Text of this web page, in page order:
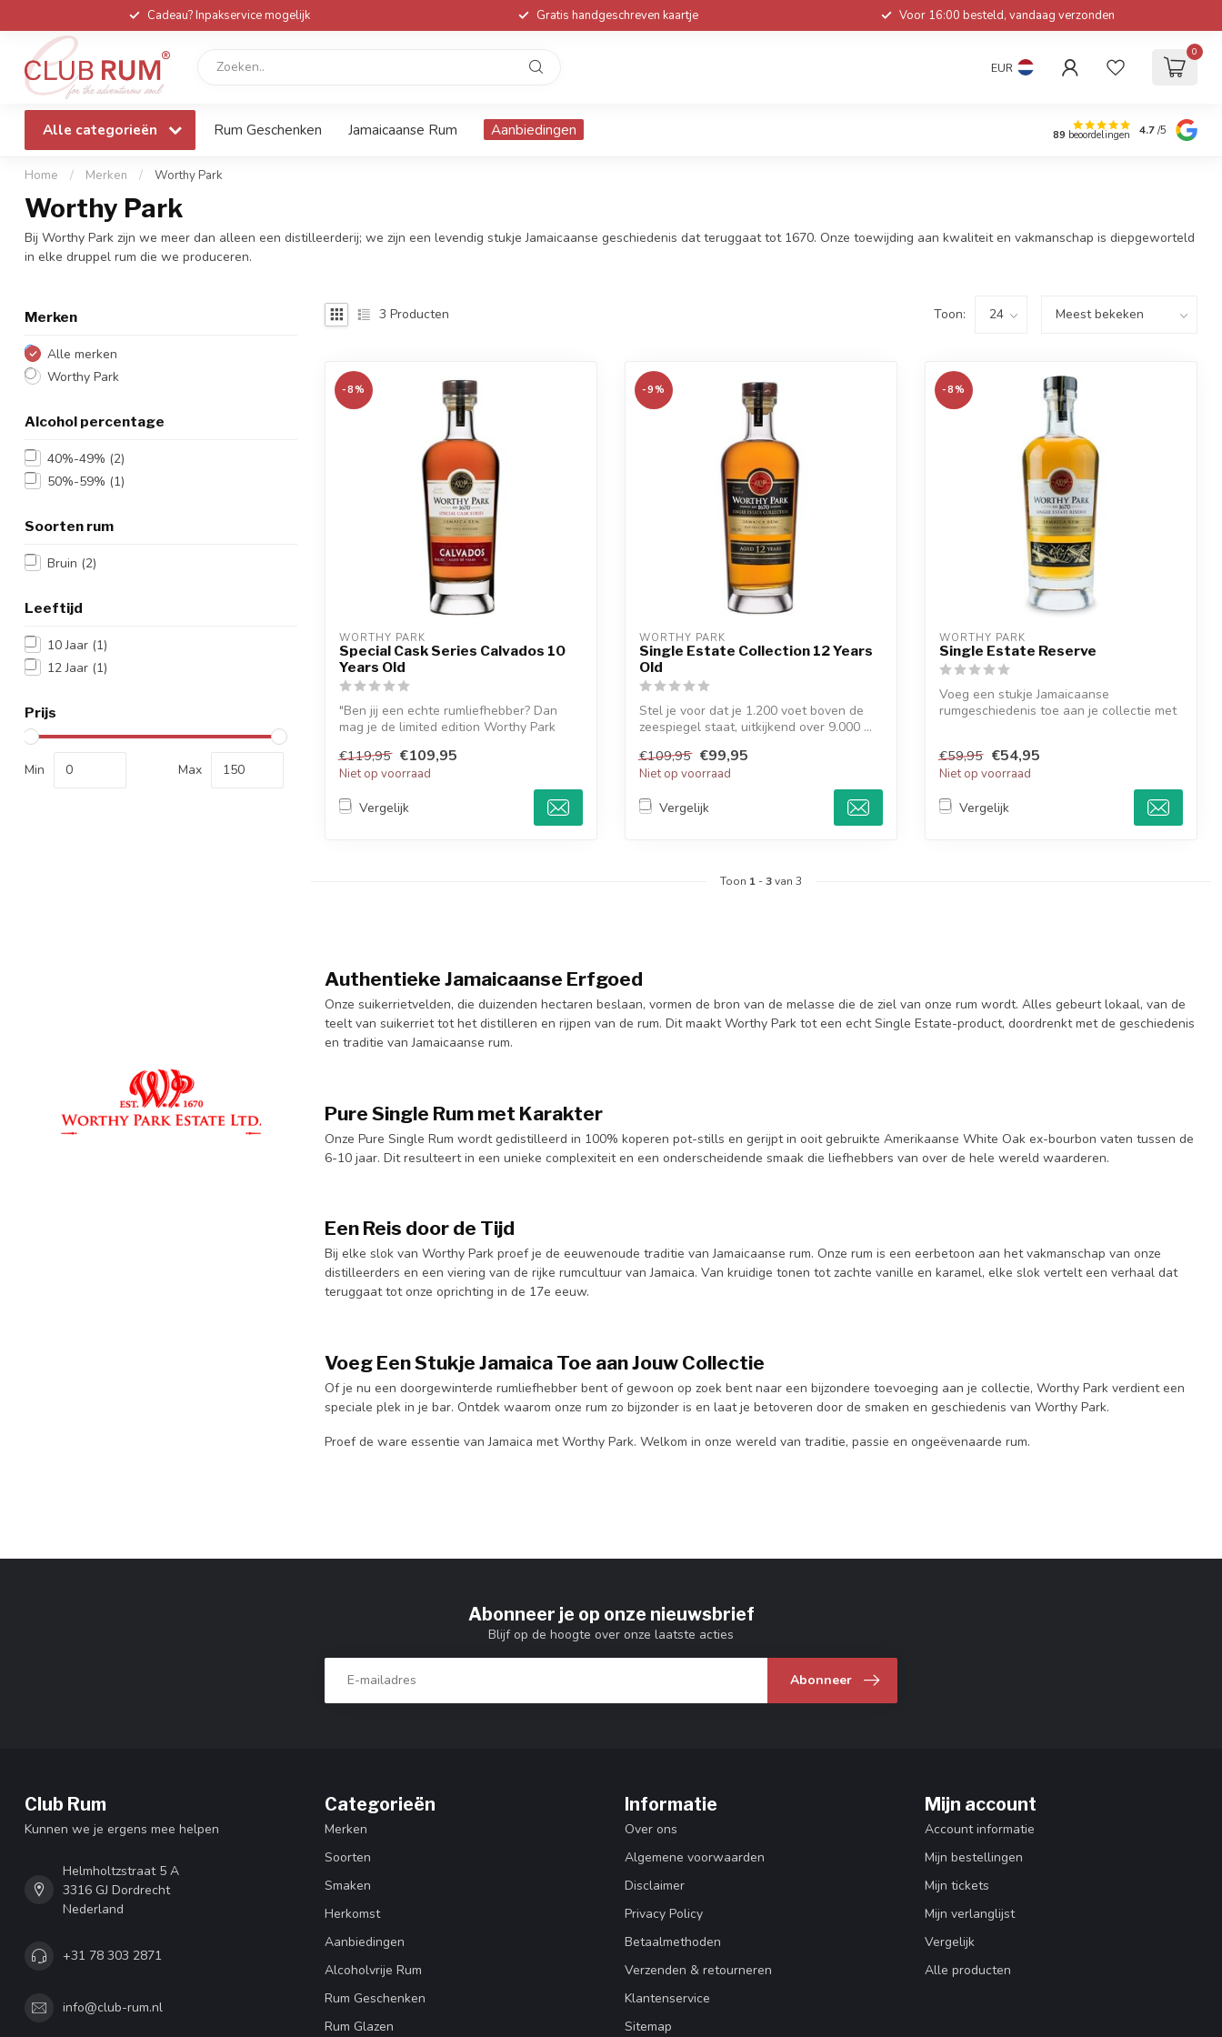
Cadeau? Inpakservice mogelijk Gratis handgeschreven kaartje Voor 16:00 besteld, vandaag verzonden
EUR
0
Alle categorieën Rum Geschenken Jamaicaanse Rum Aanbiedingen 89 beoordelingen 4.7/5
Home / Merken / Worthy Park
Worthy Park
Bij Worthy Park zijn we meer dan alleen een distilleerderij; we zijn een levendig stukje Jamaicaanse geschiedenis dat teruggaat tot 1670. Onze toewijding aan kwaliteit en vakmanschap is diepgeworteld
in elke druppel rum die we produceren.
Merken
Alle merken
Worthy Park
Alcohol percentage
40%-49% (2)
50%-59% (1)
Soorten rum
Bruin (2)
Leeftijd
10 Jaar (1)
12 Jaar (1)
Prijs
Min Max
3 Producten Toon:
-8%
WORTHY PARK
Special Cask Series Calvados 10
Years Old
"Ben jij een echte rumliefhebber? Dan
mag je de limited edition Worthy Park
€119,95 €109,95
Niet op voorraad
Vergelijk
-9%
WORTHY PARK
Single Estate Collection 12 Years
Old
Stel je voor dat je 1.200 voet boven de
zeespiegel staat, uitkijkend over 9.000 ...
€109,95 €99,95
Niet op voorraad
Vergelijk
-8%
WORTHY PARK
Single Estate Reserve
Voeg een stukje Jamaicaanse
rumgeschiedenis toe aan je collectie met
€59,95 €54,95
Niet op voorraad
Vergelijk
Toon 1 -3van 3
Authentieke Jamaicaanse Erfgoed
Onze suikerrietvelden, die duizenden hectaren beslaan, vormen de bron van de melasse die de ziel van onze rum wordt. Alles gebeurt lokaal, van de
teelt van suikerriet tot het distilleren en rijpen van de rum. Dit maakt Worthy Park tot een echt Single Estate-product, doordrenkt met de geschiedenis
en traditie van Jamaicaanse rum.
Pure Single Rum met Karakter
Onze Pure Single Rum wordt gedistilleerd in 100% koperen pot-stills en gerijpt in ooit gebruikte Amerikaanse White Oak ex-bourbon vaten tussen de
6-10 jaar. Dit resulteert in een unieke complexiteit en een onderscheidende smaak die liefhebbers van over de hele wereld waarderen.
Een Reis door de Tijd
Bij elke slok van Worthy Park proef je de eeuwenoude traditie van Jamaicaanse rum. Onze rum is een eerbetoon aan het vakmanschap van onze
distilleerders en een viering van de rijke rumcultuur van Jamaica. Van kruidige tonen tot zachte vanille en karamel, elke slok vertelt een verhaal dat
teruggaat tot onze oprichting in de 17e eeuw.
Voeg Een Stukje Jamaica Toe aan Jouw Collectie
Of je nu een doorgewinterde rumliefhebber bent of gewoon op zoek bent naar een bijzondere toevoeging aan je collectie, Worthy Park verdient een
speciale plek in je bar. Ontdek waarom onze rum zo bijzonder is en laat je betoveren door de smaken en geschiedenis van Worthy Park.
Proef de ware essentie van Jamaica met Worthy Park. Welkom in onze wereld van traditie, passie en ongeëvenaarde rum.
Abonneer je op onze nieuwsbrief
Blijf op de hoogte over onze laatste acties
Abonneer
Club Rum
Kunnen we je ergens mee helpen
Helmholtzstraat 5 A
3316 GJ Dordrecht
Nederland
+31 78 303 2871
info@club-rum.nl
Categorieën
Merken
Soorten
Smaken
Herkomst
Aanbiedingen
Alcoholvrije Rum
Rum Geschenken
Rum Glazen
Informatie
Over ons
Algemene voorwaarden
Disclaimer
Privacy Policy
Betaalmethoden
Verzenden & retourneren
Klantenservice
Sitemap
Mijn account
Account informatie
Mijn bestellingen
Mijn tickets
Mijn verlanglijst
Vergelijk
Alle producten